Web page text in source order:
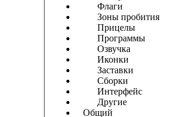
Флаги
Зоны пробития
Прицелы
Программы
Озвучка
Иконки
Заставки
Сборки
Интерфейс
Другие
Общий